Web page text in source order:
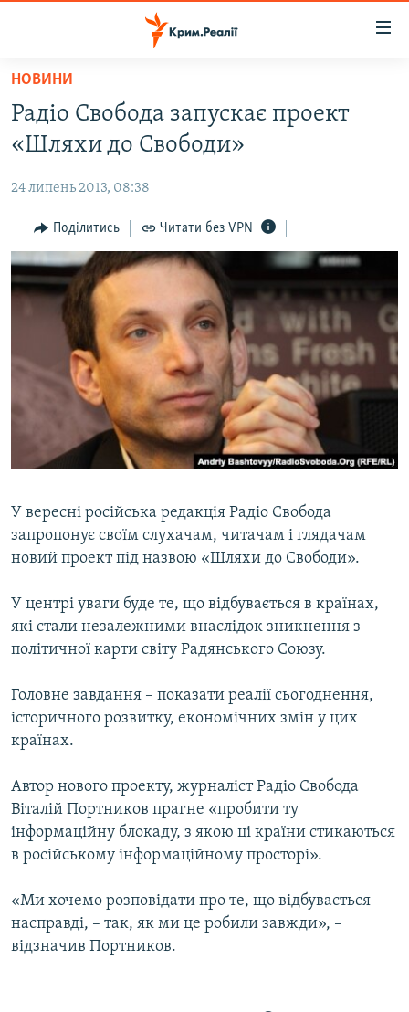
Перейти
основного
матеріалу
до
навігації
Перейти
до
пошуку
ВОДА.КРИМ
ПОЛІТИКА
БЛОГИ
ПОГЛЯД
ІНТЕРВ'Ю
ВСЕ ЗА ДЕНЬ
СПЕЦПРОЕКТИ
ДЕПОРТАЦІЯ
ВІДЕОУРОКИ «ELIFBE»
СВІДЧЕННЯ ОКУПАЦІЇ
ІНФОГРАФІКА
ЯК ОБІЙТИ БЛОКУВАННЯ
Qırımtatar
ДОЛУЧАЙСЯ!
Усі сайти RFE/RL
НОВИНИ
Радіо Свобода запускає проект
«Шляхи до Свободи»
24 липень 2013, 08:38
Поділитись Читати без VPN
У вересні російська редакція Радіо Свобода
запропонує своїм слухачам, читачам і глядачам
новий проект під назвою «Шляхи до Свободи».
У центрі уваги буде те, що відбувається в країнах,
які стали незалежними внаслідок зникнення з
політичної карти світу Радянського Союзу.
Головне завдання – показати реалії сьогоднення,
історичного розвитку, економічних змін у цих
країнах.
Автор нового проекту, журналіст Радіо Свобода
Віталій Портников прагне «пробити ту
інформаційну блокаду, з якою ці країни стикаються
в російському інформаційному просторі».
«Ми хочемо розповідати про те, що відбувається
насправді, – так, як ми це робили завжди», –
відзначив Портников.